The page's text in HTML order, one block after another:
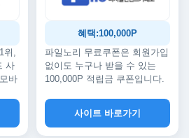
위,
사
바
혜택:100,000P
파일노리 무료쿠폰은 회원가입
없이도 누구나 받을 수 있는
100,000P 적립금 쿠폰입니다.
사이트 바로가기